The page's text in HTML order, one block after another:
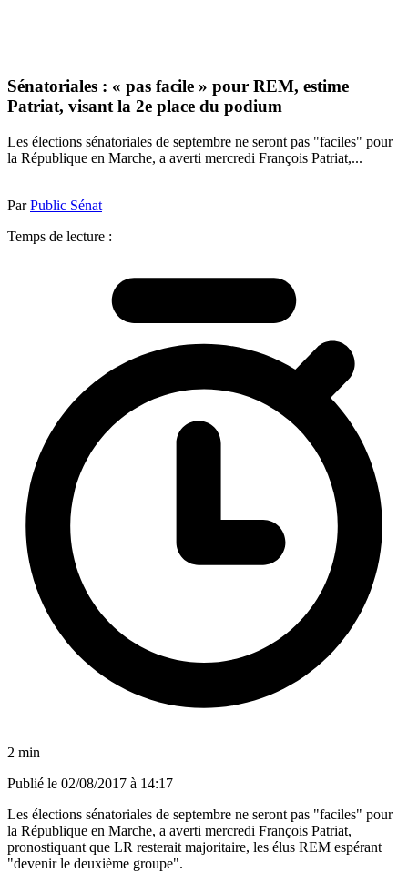
Sénatoriales : « pas facile » pour REM, estime
Patriat, visant la 2e place du podium
Les élections sénatoriales de septembre ne seront pas "faciles" pour
la République en Marche, a averti mercredi François Patriat,...
ParPublic Sénat
Temps de lecture :
2 min
Publié le 02/08/2017 à 14:17
Les élections sénatoriales de septembre ne seront pas "faciles" pour
la République en Marche, a averti mercredi François Patriat,
pronostiquant que LR resterait majoritaire, les élus REM espérant
"devenir le deuxième groupe".